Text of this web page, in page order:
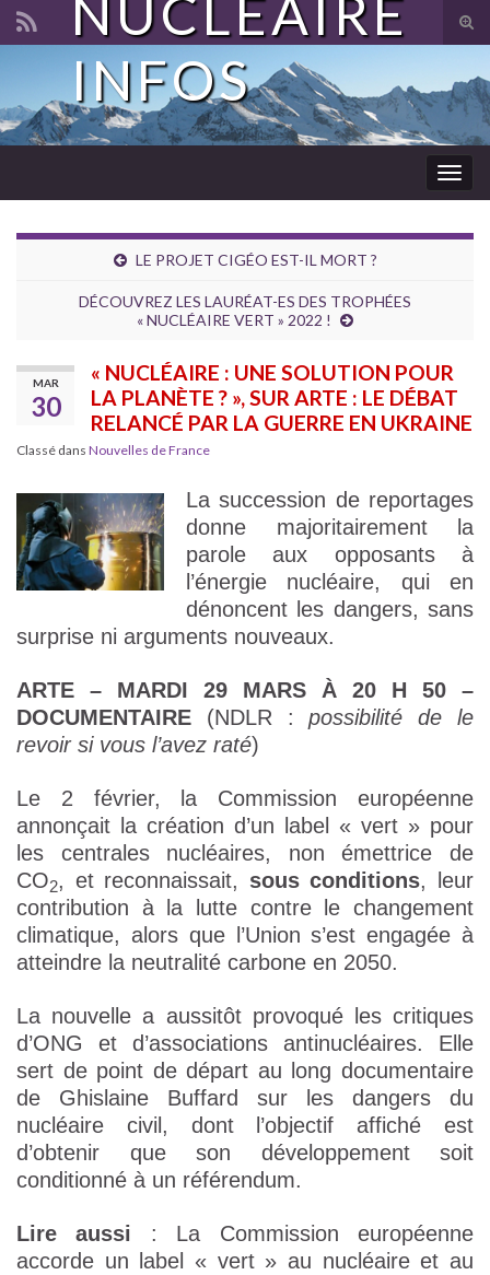
Search for:
NUCLÉAIRE
INFOS
LE PROJET CIGÉO EST-IL MORT ?
DÉCOUVREZ LES LAURÉAT-ES DES TROPHÉES
« NUCLÉAIRE VERT » 2022 !
MAR
30
« NUCLÉAIRE : UNE SOLUTION POUR
LA PLANÈTE ? », SUR ARTE : LE DÉBAT
RELANCÉ PAR LA GUERRE EN UKRAINE
Classé dans Nouvelles de France
La succession de reportages
donne majoritairement la
parole aux opposants à
l’énergie nucléaire, qui en
dénoncent les dangers, sans
surprise ni arguments nouveaux.
ARTE – MARDI 29 MARS À 20 H 50 –
DOCUMENTAIRE (NDLR :possibilité de le
revoir si vous l’avez raté)
Le 2 février, la Commission européenne
annonçait la création d’un label « vert » pour
les centrales nucléaires, non émettrice de
CO2, et reconnaissait, sous conditions, leur
contribution à la lutte contre le changement
climatique, alors que l’Union s’est engagée à
atteindre la neutralité carbone en 2050.
La nouvelle a aussitôt provoqué les critiques
d’ONG et d’associations antinucléaires. Elle
sert de point de départ au long documentaire
de Ghislaine Buffard sur les dangers du
nucléaire civil, dont l’objectif affiché est
d’obtenir que son développement soit
conditionné à un référendum.
Lire aussi : La Commission européenne
accorde un label « vert » au nucléaire et au